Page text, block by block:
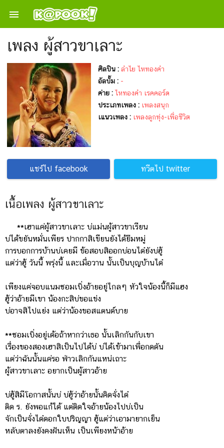

เพลง ผู้สาวขาเลาะ
ศิลปิน : ลำไย ไหทองคำ
อัลบั้ม : -
ค่าย : ไหทองคํา เรคคอร์ด
ประเภทเพลง : เพลงสนุก
เแนวเพลง : เพลงลูกทุ่ง-เพื่อชีวิต
แชร์ไป facebook ทวีตไป twitter
เนื้อเพลง ผู้สาวขาเลาะ
**เฮาแค่ผู้สาวขาเลาะ บ่แม่นผู้สาวขาเรียน
บ่ได้ขยันหมั่นเพียร ปากกาสิเขียนยังได้ยืมหมู่
การบอกการบ้านบ่เคยมี ข้อสอบสิออกบ่อนได๋ยังบ่ฮู้
แต่ว่าฮู้ วันนี้ พรุ่งนี้ และเมื่อวาน นั้นเป็นบุญบ้านได๋
เพียงแค่จอบแนมซอมเบิ่งอ้ายอยู่ไกลๆ หัวใจน้องนี้ก็มีแฮง
ฮู้ว่าอ้ายมีเขา น้องกะสิบ่ขอแข่ง
บ่อาจสิไปแย่ง แต่ว่าน้องขอสแตนด์บาย
**ซอมเบิ่งอยู่เด้อถ้าหากว่าเธอ นั้นเลิกกันกับเขา
เรื่องของสองเฮาสิเป็นไปได้บ่ บ่ได้เข้ามาเพื่อกดดัน
แต่ว่าฉันนั้นแค่รอ ฟ่าวเลิกกันแหน่เถาะ
ผู้สาวขาเลาะ อยากเป็นผู้สาวอ้าย
บ่ฮู้สิมีโอกาสนั้นบ่ บ่ฮู้ว่าอ้ายนั้นคิดจั่งได๋
ติด ร. ยังพอแก้ได้ แต่ติดใจอ้ายน้องไปบ่เป็น
จักเป็นจั่งได๋ดอกใบปริญญา ฮู้แต่ว่าเอามายากเย็น
หลับตาลงยังคงฝันเห็น เป็นเพียงหน้าอ้าย